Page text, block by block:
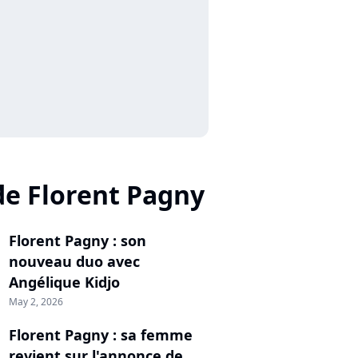
Florent Pagny
Florent Pagny : son
nouveau duo avec
Angélique Kidjo
May 2, 2026
Florent Pagny : sa femme